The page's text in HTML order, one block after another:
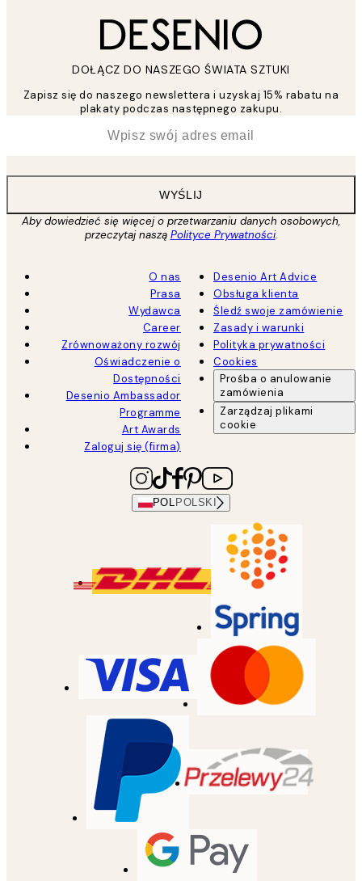
DOŁĄCZ DO NASZEGO ŚWIATA SZTUKI
Zapisz się do naszego newslettera i uzyskaj 15% rabatu na
plakaty podczas następnego zakupu.
WYŚLIJ
Aby dowiedzieć się więcej o przetwarzaniu danych osobowych,
przeczytaj naszą Polityce Prywatności.
O nas
Prasa
Wydawca
Career
Zrównoważony rozwój
Oświadczenie o
Dostępności
Desenio Ambassador
Programme
Art Awards
Zaloguj się (firma)
Desenio Art Advice
Obsługa klienta
Śledź swoje zamówienie
Zasady i warunki
Polityka prywatności
Cookies
Prośba o anulowanie
zamówienia
Zarządzaj plikami
cookie
POL POLSKI